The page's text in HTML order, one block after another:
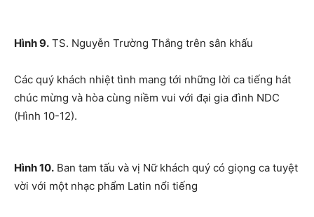
Hình 9. TS. Nguyễn Trường Thắng trên sân khấu
Các quý khách nhiệt tình mang tới những lời ca tiếng hát
chúc mừng và hòa cùng niềm vui với đại gia đình NDC
(Hình 10-12).
Hình 10. Ban tam tấu và vị Nữ khách quý có giọng ca tuyệt
vời với một nhạc phẩm Latin nổi tiếng